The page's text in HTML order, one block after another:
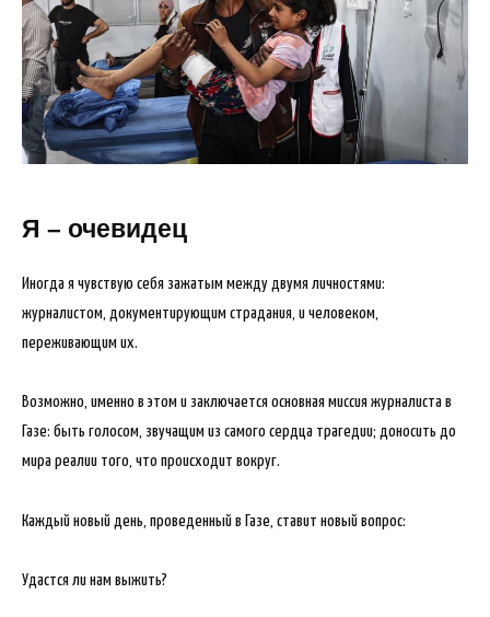
Я – очевидец
Иногда я чувствую себя зажатым между двумя личностями:
журналистом, документирующим страдания, и человеком,
переживающим их.
Возможно, именно в этом и заключается основная миссия журналиста в
Газе: быть голосом, звучащим из самого сердца трагедии; доносить до
мира реалии того, что происходит вокруг.
Каждый новый день, проведенный в Газе, ставит новый вопрос:
Удастся ли нам выжить?